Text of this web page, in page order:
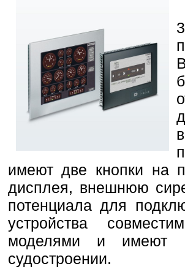
имеют две кнопки на
дисплея, внешнюю
потенциала для
устройства
моделями и имеют
судостроении.